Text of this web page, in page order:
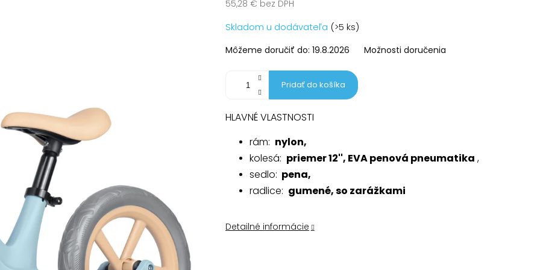
55,28 € bez DPH
Jednotková
cena:
Skladom u dodávateľa (>5 ks)
Môžeme doručiť do: 19.8.2026 Možnosti doručenia
Pridať do košíka
HLAVNÉ VLASTNOSTI
rám: nylon,
kolesá: priemer 12'', EVA penová pneumatika ,
sedlo: pena,
radlice: gumené, so zarážkami
Detailné informácie